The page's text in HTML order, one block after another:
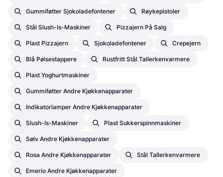
Gummiføtter Sjokoladefontener Røykepistoler
Stål Slush-Is-Maskiner Pizzajern På Salg
Plast Pizzajern Sjokoladefontener Crepejern
Blå Pølsestappere Rustfritt Stål Tallerkenvarmere
Plast Yoghurtmaskiner
Gummiføtter Andre Kjøkkenapparater
Indikatorlamper Andre Kjøkkenapparater
Slush-Is-Maskiner Plast Sukkerspinnmaskiner
Sølv Andre Kjøkkenapparater
Rosa Andre Kjøkkenapparater Stål Tallerkenvarmere
Emerio Andre Kjøkkenapparater